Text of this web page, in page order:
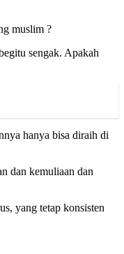
muslim ?
sengak. Apakah
hanya bisa diraih di
dan kemuliaan dan
yang tetap konsisten